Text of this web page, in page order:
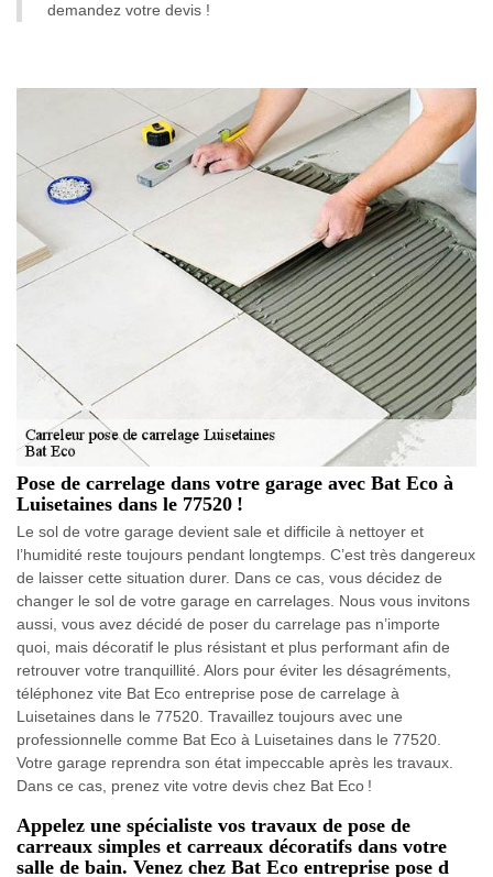
demandez votre devis !
Pose de carrelage dans votre garage avec Bat Eco à
Luisetaines dans le 77520 !
Le sol de votre garage devient sale et difficile à nettoyer et
l’humidité reste toujours pendant longtemps. C’est très dangereux
de laisser cette situation durer. Dans ce cas, vous décidez de
changer le sol de votre garage en carrelages. Nous vous invitons
aussi, vous avez décidé de poser du carrelage pas n’importe
quoi, mais décoratif le plus résistant et plus performant afin de
retrouver votre tranquillité. Alors pour éviter les désagréments,
téléphonez vite Bat Eco entreprise pose de carrelage à
Luisetaines dans le 77520. Travaillez toujours avec une
professionnelle comme Bat Eco à Luisetaines dans le 77520.
Votre garage reprendra son état impeccable après les travaux.
Dans ce cas, prenez vite votre devis chez Bat Eco !
Appelez une spécialiste vos travaux de pose de
carreaux simples et carreaux décoratifs dans votre
salle de bain. Venez chez Bat Eco entreprise pose d